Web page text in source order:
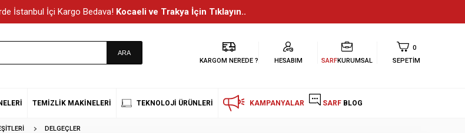
İstanbul İçi Kargo Bedava! Kocaeli ve Trakya İçin Tıklayın..
KARGOM NEREDE ? HESABIM SARFKURUMSAL
0
SEPETIM
TEMIZLIK MAKINELERI TEKNOLOJI ÜRÜNLERI KAMPANYALAR SARF BLOG
DELGEÇLER